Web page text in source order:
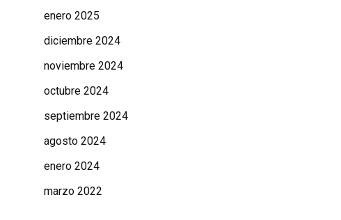
enero 2025
diciembre 2024
noviembre 2024
octubre 2024
septiembre 2024
agosto 2024
enero 2024
marzo 2022